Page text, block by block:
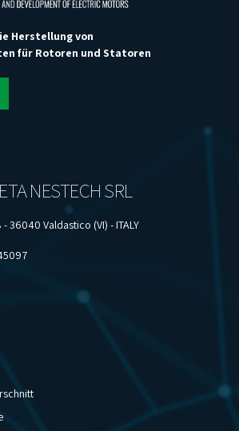
Herstellung von
für Rotoren und Statoren
NESTECH SRL
36040 Valdastico (VI) - ITALY